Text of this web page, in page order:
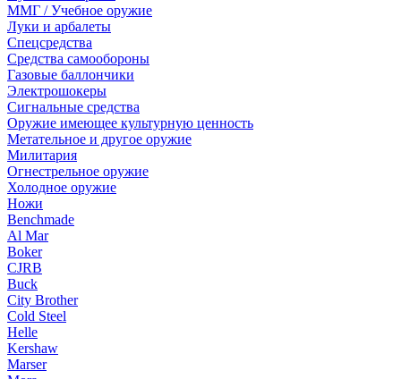
ММГ / Учебное оружие
Луки и арбалеты
Спецсредства
Средства самообороны
Газовые баллончики
Электрошокеры
Сигнальные средства
Оружие имеющее культурную ценность
Метательное и другое оружие
Милитария
Огнестрельное оружие
Холодное оружие
Ножи
Benchmade
Al Mar
Boker
CJRB
Buck
City Brother
Cold Steel
Helle
Kershaw
Marser